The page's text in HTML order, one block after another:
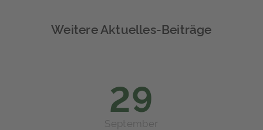
Weitere Aktuelles-Beiträge
29
September